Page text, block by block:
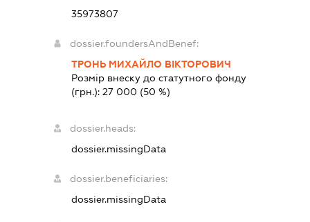
35973807
dossier.foundersAndBenef:
ТРОНЬ МИХАЙЛО ВІКТОРОВИЧ
Розмір внеску до статутного фонду
(грн.):27 000 (50 %)
dossier.heads:
dossier.missingData
dossier.beneficiaries:
dossier.missingData